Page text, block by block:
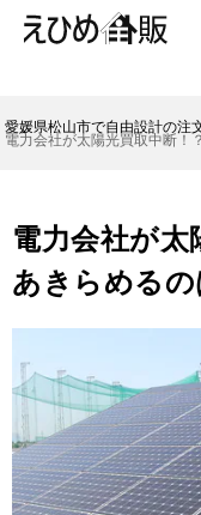
愛媛県松山市で自由設計の注
電力会社が太陽光買取中断！
電力会社が太
あきらめるの